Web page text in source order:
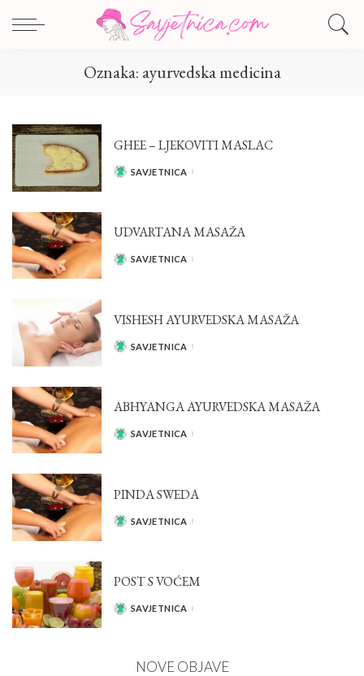
Oznaka: ayurvedska medicina
GHEE – LJEKOVITI MASLAC
POSTED
SAVJETNICA
UDVARTANA MASAŽA
POSTED
SAVJETNICA
VISHESH AYURVEDSKA MASAŽA
POSTED
SAVJETNICA
ABHYANGA AYURVEDSKA MASAŽA
POSTED
SAVJETNICA
PINDA SWEDA
POSTED
SAVJETNICA
POST S VOĆEM
POSTED
SAVJETNICA
NOVE OBJAVE